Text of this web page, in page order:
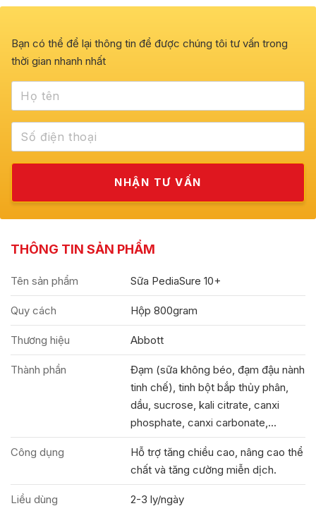
Bạn có thể để lại thông tin để được chúng tôi tư vấn trong
thời gian nhanh nhất
THÔNG TIN SẢN PHẨM
Tên sản phẩm Sữa PediaSure 10+
Quy cách Hộp 800gram
Thương hiệu Abbott
Thành phần
Đạm (sữa không béo, đạm đậu nành
tinh chế), tinh bột bắp thủy phân,
dầu, sucrose, kali citrate, canxi
phosphate, canxi carbonate,...
Công dụng
Hỗ trợ tăng chiều cao, nâng cao thể
chất và tăng cường miễn dịch.
Liều dùng 2-3 ly/ngày